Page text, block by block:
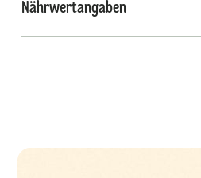
Nährwertangaben